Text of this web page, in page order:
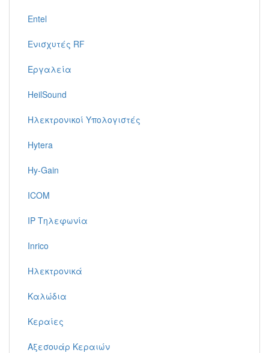
Entel
Ενισχυτές RF
Εργαλεία
HeilSound
Ηλεκτρονικοί Υπολογιστές
Hytera
Hy-Gain
ICOM
IP Τηλεφωνία
Inrico
Ηλεκτρονικά
Καλώδια
Κεραίες
Αξεσουάρ Κεραιών